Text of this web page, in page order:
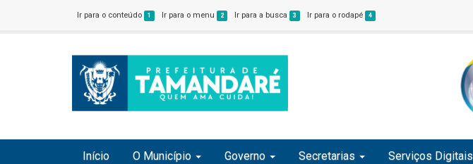
Ir para o conteúdo 1 Ir para o menu 2 Ir para a busca 3 Ir para o rodapé 4
Início O Município Governo Secretarias Serviços Digitais